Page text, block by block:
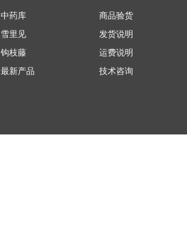
中药库
雪里见
钩枝藤
最新产品
商品验货
发货说明
运费说明
技术咨询